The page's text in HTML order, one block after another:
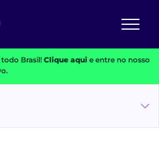
Brasil! Clique aquie entre no nosso